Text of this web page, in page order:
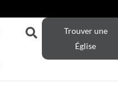
Trouver une
Église